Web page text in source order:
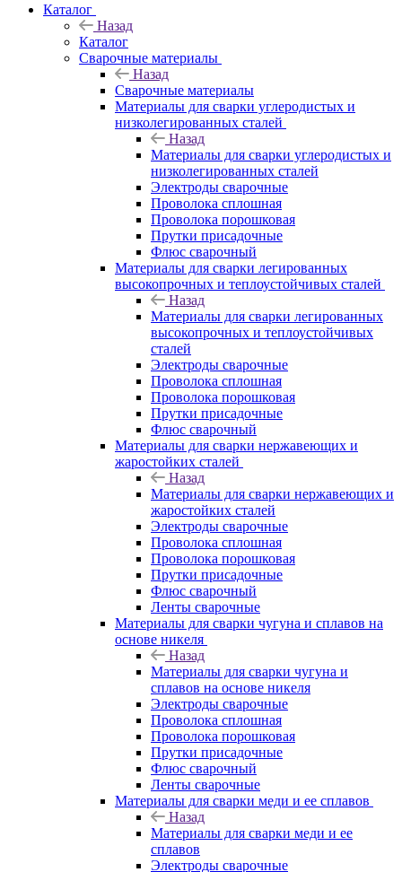
Каталог
Назад
Каталог
Сварочные материалы
Назад
Сварочные материалы
Материалы для сварки углеродистых и
низколегированных сталей
Назад
Материалы для сварки углеродистых и
низколегированных сталей
Электроды сварочные
Проволока сплошная
Проволока порошковая
Прутки присадочные
Флюс сварочный
Материалы для сварки легированных
высокопрочных и теплоустойчивых сталей
Назад
Материалы для сварки легированных
высокопрочных и теплоустойчивых
сталей
Электроды сварочные
Проволока сплошная
Проволока порошковая
Прутки присадочные
Флюс сварочный
Материалы для сварки нержавеющих и
жаростойких сталей
Назад
Материалы для сварки нержавеющих и
жаростойких сталей
Электроды сварочные
Проволока сплошная
Проволока порошковая
Прутки присадочные
Флюс сварочный
Ленты сварочные
Материалы для сварки чугуна и сплавов на
основе никеля
Назад
Материалы для сварки чугуна и
сплавов на основе никеля
Электроды сварочные
Проволока сплошная
Проволока порошковая
Прутки присадочные
Флюс сварочный
Ленты сварочные
Материалы для сварки меди и ее сплавов
Назад
Материалы для сварки меди и ее
сплавов
Электроды сварочные